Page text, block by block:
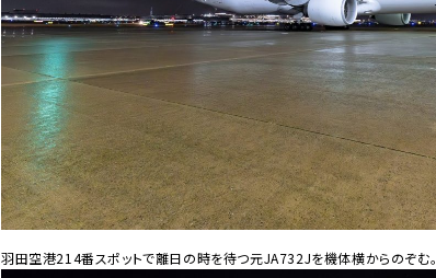
羽田空港214番スポットで離日の時を待つ元JA732Jを機体横からのぞむ。